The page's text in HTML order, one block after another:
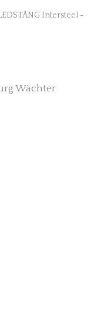
Intersteel -